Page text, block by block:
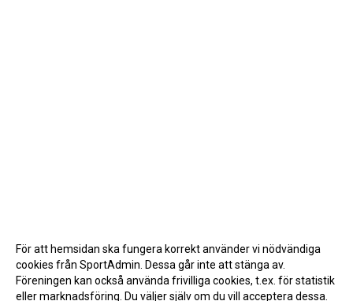
För att hemsidan ska fungera korrekt använder vi nödvändiga
cookies från SportAdmin. Dessa går inte att stänga av.
Föreningen kan också använda frivilliga cookies, t.ex. för statistik
eller marknadsföring. Du väljer själv om du vill acceptera dessa.